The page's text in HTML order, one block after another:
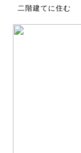
二階建てに住む